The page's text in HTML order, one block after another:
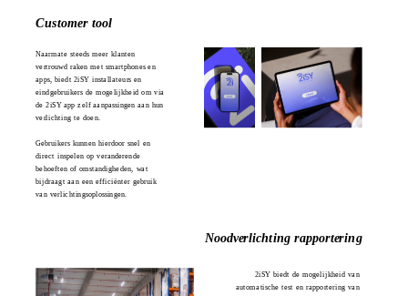
Customer tool
Naarmate steeds meer klanten
vertrouwd raken met smartphones en
apps, biedt 2iSY installateurs en
eindgebruikers de mogelijkheid om via
de 2iSY app zelf aanpassingen aan hun
verlichting te doen.
Gebruikers kunnen hierdoor snel en
direct inspelen op veranderende
behoeften of omstandigheden, wat
bijdraagt aan een efficiënter gebruik
van verlichtingsoplossingen.
Noodverlichting rapportering
2iSY biedt de mogelijkheid van
automatische test en rapportering van